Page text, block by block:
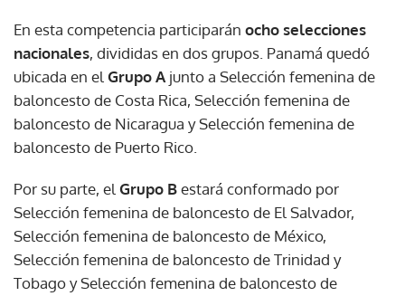
En esta competencia participarán ocho selecciones
nacionales, divididas en dos grupos. Panamá quedó
ubicada en elGrupo Ajunto a Selección femenina de
baloncesto de Costa Rica, Selección femenina de
baloncesto de Nicaragua y Selección femenina de
baloncesto de Puerto Rico.
Por su parte, elGrupo Bestará conformado por
Selección femenina de baloncesto de El Salvador,
Selección femenina de baloncesto de México,
Selección femenina de baloncesto de Trinidad y
Tobago y Selección femenina de baloncesto de